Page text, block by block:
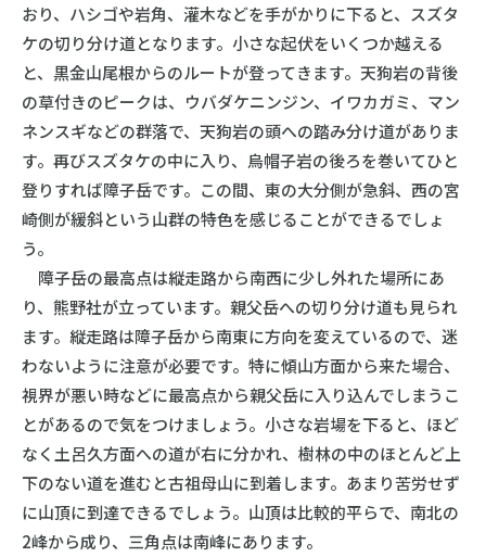
おり、ハシゴや岩角、灌木などを手がかりに下ると、スズタ
ケの切り分け道となります。小さな起伏をいくつか越える
と、黒金山尾根からのルートが登ってきます。天狗岩の背後
の草付きのピークは、ウバダケニンジン、イワカガミ、マン
ネンスギなどの群落で、天狗岩の頭への踏み分け道がありま
す。再びスズタケの中に入り、烏帽子岩の後ろを巻いてひと
登りすれば障子岳です。この間、東の大分側が急斜、西の宮
崎側が緩斜という山群の特色を感じることができるでしょ
う。
障子岳の最高点は縦走路から南西に少し外れた場所にあ
り、熊野社が立っています。親父岳への切り分け道も見られ
ます。縦走路は障子岳から南東に方向を変えているので、迷
わないように注意が必要です。特に傾山方面から来た場合、
視界が悪い時などに最高点から親父岳に入り込んでしまうこ
とがあるので気をつけましょう。小さな岩場を下ると、ほど
なく土呂久方面への道が右に分かれ、樹林の中のほとんど上
下のない道を進むと古祖母山に到着します。あまり苦労せず
に山頂に到達できるでしょう。山頂は比較的平らで、南北の
2峰から成り、三角点は南峰にあります。